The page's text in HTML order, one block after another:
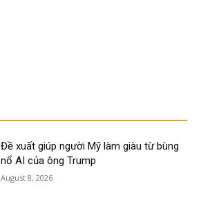
Đề xuất giúp người Mỹ làm giàu từ bùng
nổ AI của ông Trump
August 8, 2026